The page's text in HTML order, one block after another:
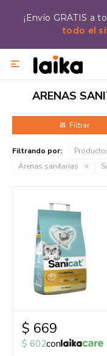
¡Envío GRATIS a
todo el

ARENAS
Filtrando por:
Arenas sanitarias
$ 669
$ 602con